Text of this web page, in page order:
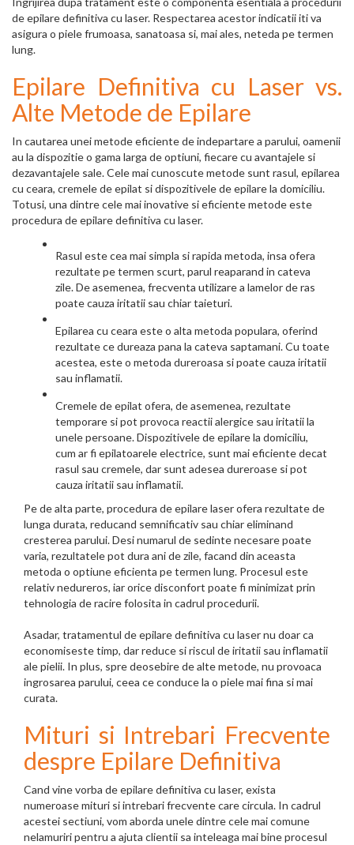
de epilare definitiva cu laser. Respectarea acestor indicatii iti va
asigura o piele frumoasa, sanatoasa si, mai ales, neteda pe termen
lung.
Epilare Definitiva cu Laser vs.
Alte Metode de Epilare
In cautarea unei metode eficiente de indepartare a parului, oamenii
au la dispozitie o gama larga de optiuni, fiecare cu avantajele si
dezavantajele sale. Cele mai cunoscute metode sunt rasul, epilarea
cu ceara, cremele de epilat si dispozitivele de epilare la domiciliu.
Totusi, una dintre cele mai inovative si eficiente metode este
procedura de epilare definitiva cu laser.
Rasul este cea mai simpla si rapida metoda, insa ofera
rezultate pe termen scurt, parul reaparand in cateva
zile. De asemenea, frecventa utilizare a lamelor de ras
poate cauza iritatii sau chiar taieturi.
Epilarea cu ceara este o alta metoda populara, oferind
rezultate ce dureaza pana la cateva saptamani. Cu toate
acestea, este o metoda dureroasa si poate cauza iritatii
sau inflamatii.
Cremele de epilat ofera, de asemenea, rezultate
temporare si pot provoca reactii alergice sau iritatii la
unele persoane. Dispozitivele de epilare la domiciliu,
cum ar fi epilatoarele electrice, sunt mai eficiente decat
rasul sau cremele, dar sunt adesea dureroase si pot
cauza iritatii sau inflamatii.
Pe de alta parte, procedura de epilare laser ofera rezultate de
lunga durata, reducand semnificativ sau chiar eliminand
cresterea parului. Desi numarul de sedinte necesare poate
varia, rezultatele pot dura ani de zile, facand din aceasta
metoda o optiune eficienta pe termen lung. Procesul este
relativ nedureros, iar orice disconfort poate fi minimizat prin
tehnologia de racire folosita in cadrul procedurii.
Asadar, tratamentul de epilare definitiva cu laser nu doar ca
economiseste timp, dar reduce si riscul de iritatii sau inflamatii
ale pielii. In plus, spre deosebire de alte metode, nu provoaca
ingrosarea parului, ceea ce conduce la o piele mai fina si mai
curata.
Mituri si Intrebari Frecvente
despre Epilare Definitiva
Cand vine vorba de epilare definitiva cu laser, exista
numeroase mituri si intrebari frecvente care circula. In cadrul
acestei sectiuni, vom aborda unele dintre cele mai comune
nelamuriri pentru a ajuta clientii sa inteleaga mai bine procesul